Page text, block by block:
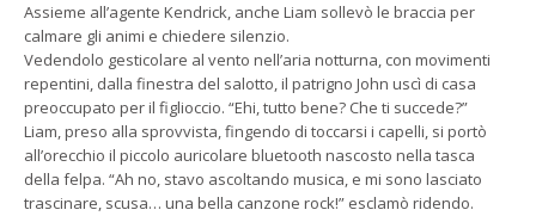
Assieme all’agente Kendrick, anche Liam sollevò le braccia per
calmare gli animi e chiedere silenzio.
Vedendolo gesticolare al vento nell’aria notturna, con movimenti
repentini, dalla finestra del salotto, il patrigno John uscì di casa
preoccupato per il figlioccio. “Ehi, tutto bene? Che ti succede?”
Liam, preso alla sprovvista, fingendo di toccarsi i capelli, si portò
all’orecchio il piccolo auricolare bluetooth nascosto nella tasca
della felpa. “Ah no, stavo ascoltando musica, e mi sono lasciato
trascinare, scusa… una bella canzone rock!” esclamò ridendo.